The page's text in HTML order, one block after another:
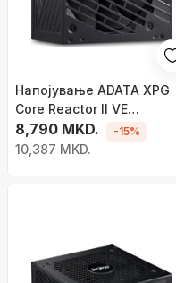
Напојување ADATA XPG
Core Reactor II VE
COREREACTORIIVE850G-
BKCEU ATX 3.0, 850W
8,790 MKD.
10,387 MKD.
-15%